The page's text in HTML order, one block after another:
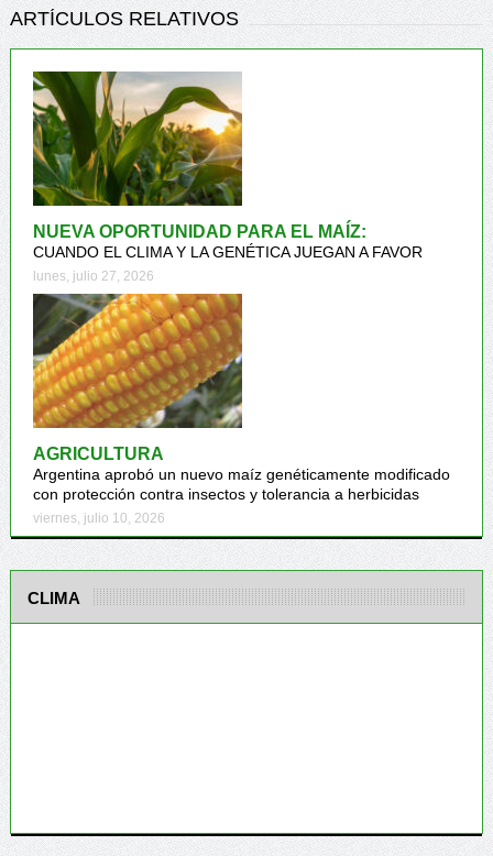
ARTÍCULOS RELATIVOS
NUEVA OPORTUNIDAD PARA EL MAÍZ:
CUANDO EL CLIMA Y LA GENÉTICA JUEGAN A FAVOR
lunes, julio 27, 2026
AGRICULTURA
Argentina aprobó un nuevo maíz genéticamente modificado
con protección contra insectos y tolerancia a herbicidas
viernes, julio 10, 2026
CLIMA